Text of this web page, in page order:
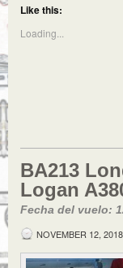
Like this:
Loading...
BA213
Logan
Fecha del vuelo:
NOVEMBER 12, 2018